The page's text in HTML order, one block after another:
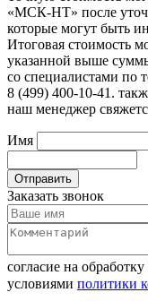
«МСК-НТ» после
которые могут быть
Итоговая стоимость
указанной выше
со специалистами по
8 (499) 400-10-41.
наш менеджер
Имя
Отправить
Заказать звонок
согласие на
условиями политики